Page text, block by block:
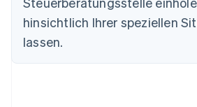
hinsichtlich Ihrer speziellen
lassen.
Indien
English
Irland
English
Italien